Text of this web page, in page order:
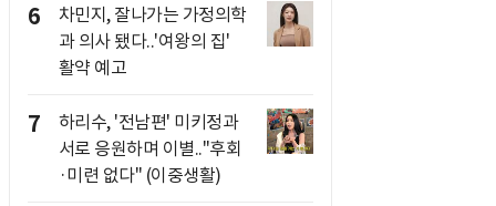
6
차민지, 잘나가는 가정의학
과 의사 됐다..'여왕의 집'
활약 예고
7
하리수, '전남편' 미키정과
서로 응원하며 이별.."후회
·미련 없다" (이중생활)